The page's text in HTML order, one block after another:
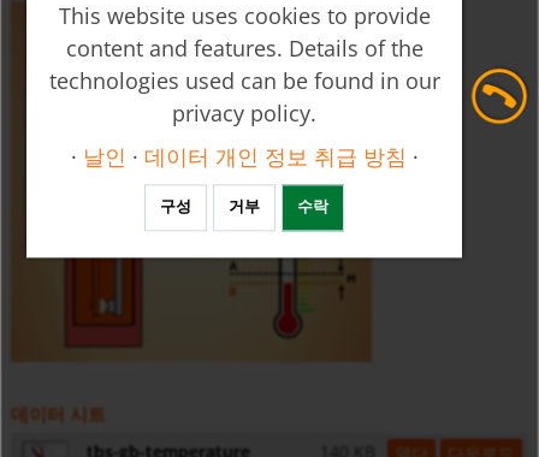
데이터 시트
tbs-gb-temperature 140 KB 열다 다운로드
This website uses cookies to provide
content and features. Details of the
technologies used can be found in our
privacy policy.
· 날인 · 데이터 개인 정보 취급 방침 ·
구성 거부 수락